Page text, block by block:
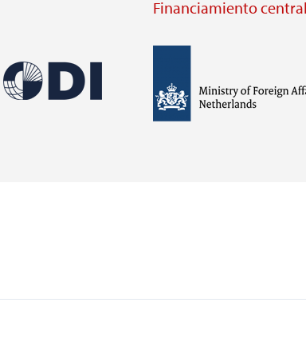
Imagen
Financiamiento
https://